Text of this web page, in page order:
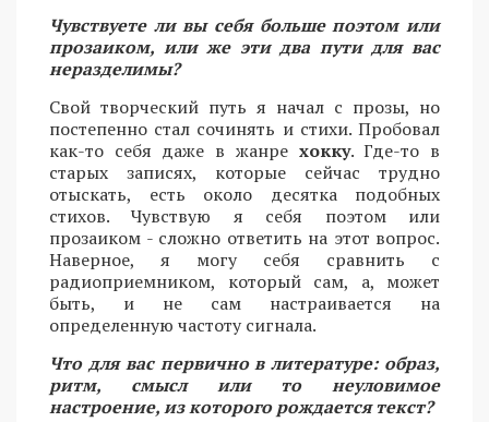
Чувствуете ли вы себя больше поэтом или
прозаиком, или же эти два пути для вас
неразделимы?
Свой творческий путь я начал с прозы, но
постепенно стал сочинять и стихи. Пробовал
как-то себя даже в жанре хокку. Где-то в
старых записях, которые сейчас трудно
отыскать, есть около десятка подобных
стихов. Чувствую я себя поэтом или
прозаиком - сложно ответить на этот вопрос.
Наверное, я могу себя сравнить с
радиоприемником, который сам, а, может
быть, и не сам настраивается на
определенную частоту сигнала.
Что для вас первично в литературе: образ,
ритм, смысл или то неуловимое
настроение, из которого рождается текст?